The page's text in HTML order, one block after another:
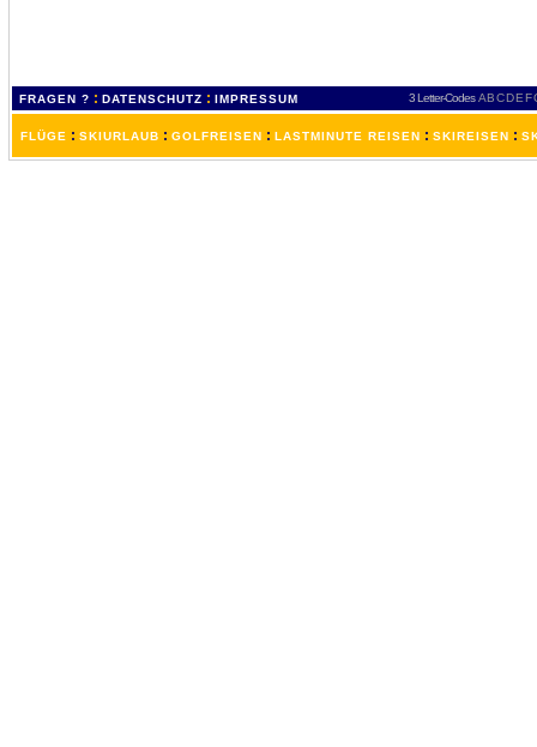
FRAGEN ? : DATENSCHUTZ : IMPRESSUM 3 Letter-Codes ABCDEF
FLÜGE : SKIURLAUB : GOLFREISEN : LASTMINUTE REISEN : SKIREISEN :